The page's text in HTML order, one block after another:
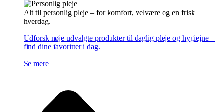
Alt til personlig pleje – for komfort, velvære og en frisk
hverdag.
Udforsk nøje udvalgte produkter til daglig pleje og hygiejne –
find dine favoritter i dag.
Se mere